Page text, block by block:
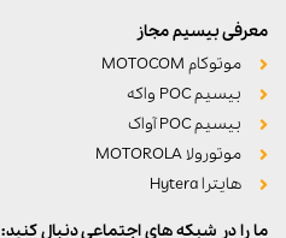
معرفی بیسیم مجاز
موتوکام MOTOCOM
بیسیم POC واکه
بیسیم POC آواک
موتورولا MOTOROLA
هایترا Hytera
ما را در شبکه های اجتماعی دنبال کنید: